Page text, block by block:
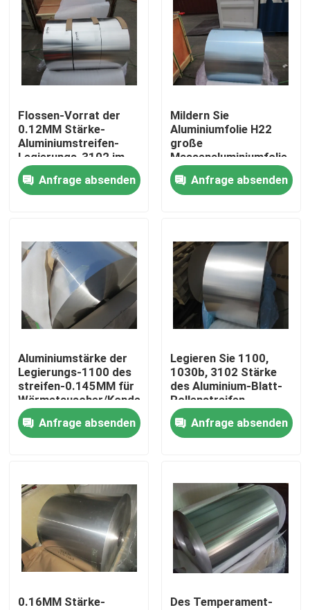
Produkte
Videos
Über uns
Werksbesichtigung
Kontakt mit uns
Neuigkeiten
Rechtssachen
Flossen-Vorrat der
0.12MM Stärke-
Aluminiumstreifen-
Legierungs-3102 im
Wärmetauscher
Anfrage absenden
Mildern Sie
Aluminiumfolie H22
große
Massenaluminiumfolie-
Legierung 1100
Rolls/0.13MM
Anfrage absenden
Aluminiumstärke der
Legierungs-1100 des
streifen-0.145MM für
Wärmetauscher/Kondensator
Anfrage absenden
Legieren Sie 1100,
1030b, 3102 Stärke
des Aluminium-Blatt-
Rollenstreifen-
0.15MM
Anfrage absenden
0.16MM Stärke-
Des Temperament-